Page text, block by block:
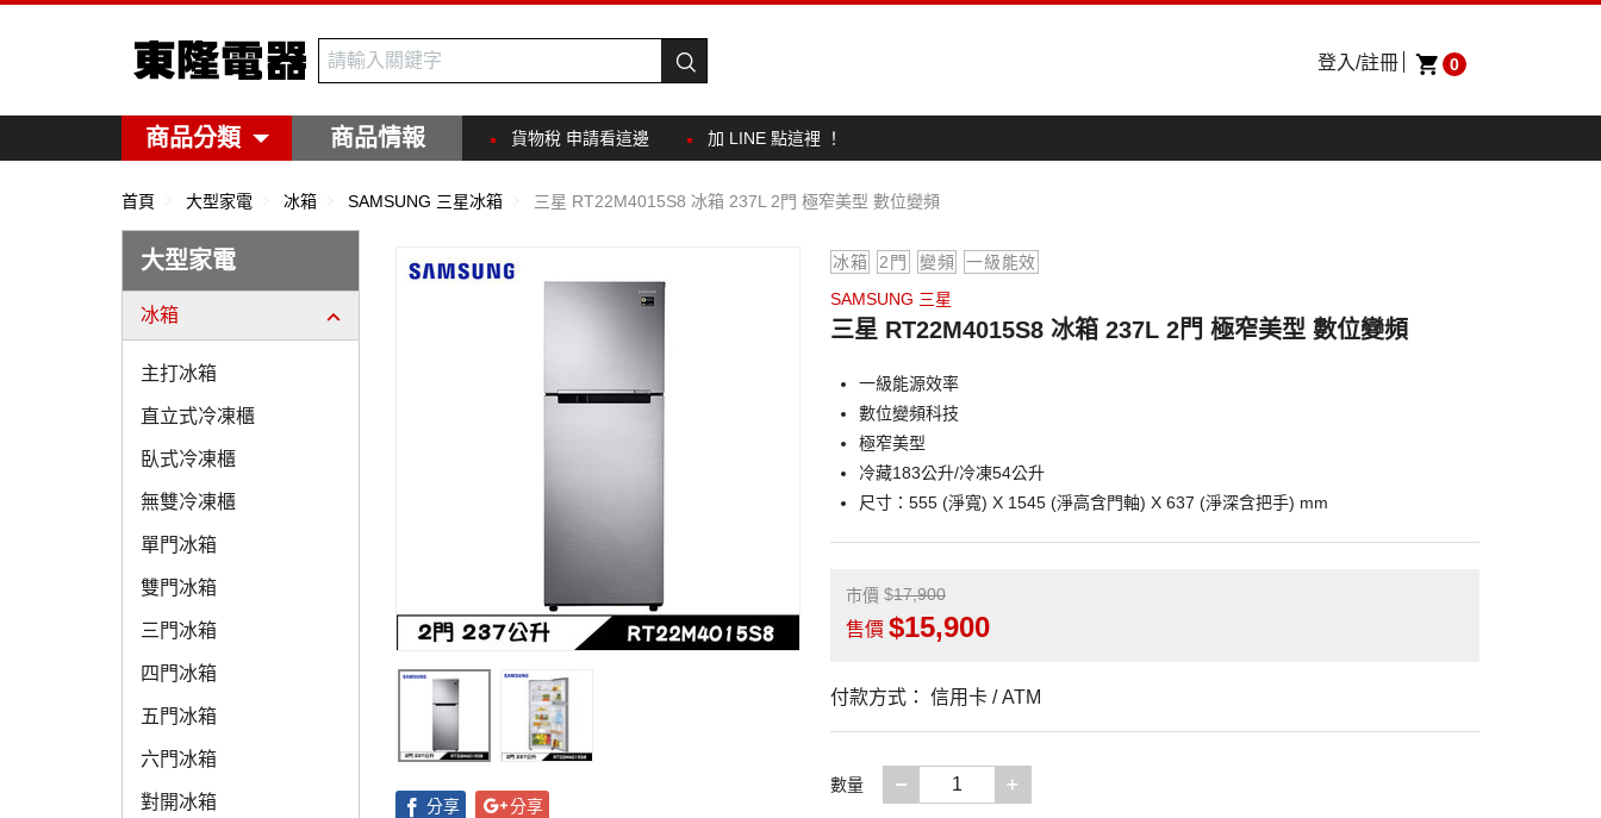
東隆電器
0
登入/註冊
商品分類 商品情報 貨物稅 申請看這邊 加 LINE 點這裡 ！
首頁 大型家電 冰箱 SAMSUNG 三星冰箱 三星 RT22M4015S8 冰箱 237L 2門 極窄美型 數位變頻
大型家電
冰箱
主打冰箱
直立式冷凍櫃
臥式冷凍櫃
無雙冷凍櫃
單門冰箱
雙門冰箱
三門冰箱
四門冰箱
五門冰箱
六門冰箱
對開冰箱 分享 分享
冰箱 2門 變頻
一級能效
SAMSUNG 三星
三星 RT22M4015S8 冰箱 237L 2門 極窄美型 數位變頻
一級能源效率
數位變頻科技
極窄美型
冷藏183公升/冷凍54公升
尺寸：555 (淨寬) X 1545 (淨高含門軸) X 637 (淨深含把手) mm
市價 17,900
售價 15,900
付款方式： 信用卡 / ATM
數量 減少一項